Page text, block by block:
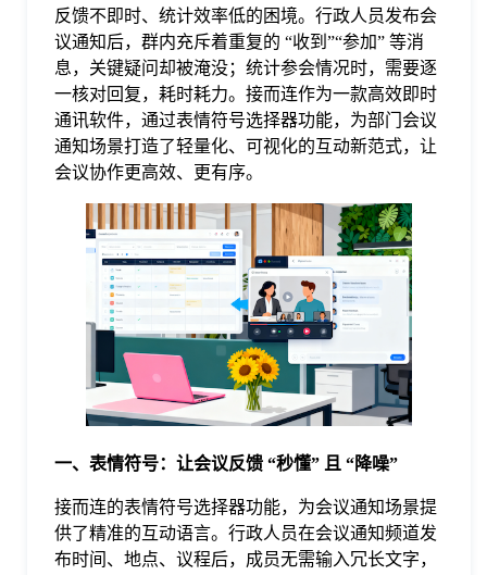
常
见
反馈不即时、统计效率低的困境。行政人员发布会
议通知后，群内充斥着重复的 “收到”“参加” 等消
息，关键疑问却被淹没；统计参会情况时，需要逐
一核对回复，耗时耗力。接而连作为一款高效即时
通讯软件，通过表情符号选择器功能，为部门会议
通知场景打造了轻量化、可视化的互动新范式，让
会议协作更高效、更有序。
一、表情符号：让会议反馈 “秒懂” 且 “降噪”
接而连的表情符号选择器功能，为会议通知场景提
供了精准的互动语言。行政人员在会议通知频道发
布时间、地点、议程后，成员无需输入冗长文字，